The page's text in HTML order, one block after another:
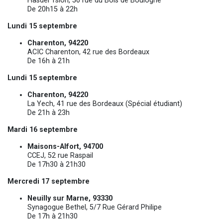
De 20h15 à 22h
Lundi 15 septembre
Charenton, 94220
ACIC Charenton, 42 rue des Bordeaux
De 16h à 21h
Lundi 15 septembre
Charenton, 94220
La Yech, 41 rue des Bordeaux (Spécial étudiant)
De 21h à 23h
Mardi 16 septembre
Maisons-Alfort, 94700
CCEJ, 52 rue Raspail
De 17h30 à 21h30
Mercredi 17 septembre
Neuilly sur Marne, 93330
Synagogue Bethel, 5/7 Rue Gérard Philipe
De 17h à 21h30